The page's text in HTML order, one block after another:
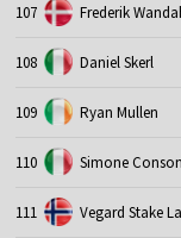
107 Frederik
108 Daniel Skerl
109 Ryan Mullen
110 Simone
111 Vegard Stake